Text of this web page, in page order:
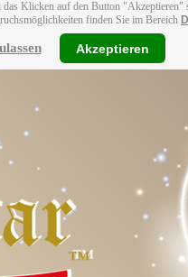
Klicken auf den Button
finden Sie im Bereich
Akzeptieren